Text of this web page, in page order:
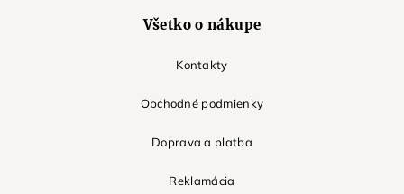
Všetko o nákupe
Kontakty
Obchodné podmienky
Doprava a platba
Reklamácia